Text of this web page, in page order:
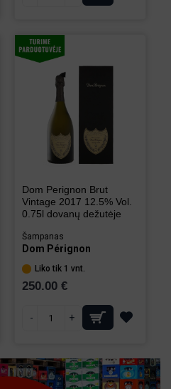
Dom Perignon Brut
Vintage 2017 12.5% Vol.
0.75l dovanų dežutėje
Šampanas
Dom Pérignon
Liko tik 1 vnt.
250.00 €
- +